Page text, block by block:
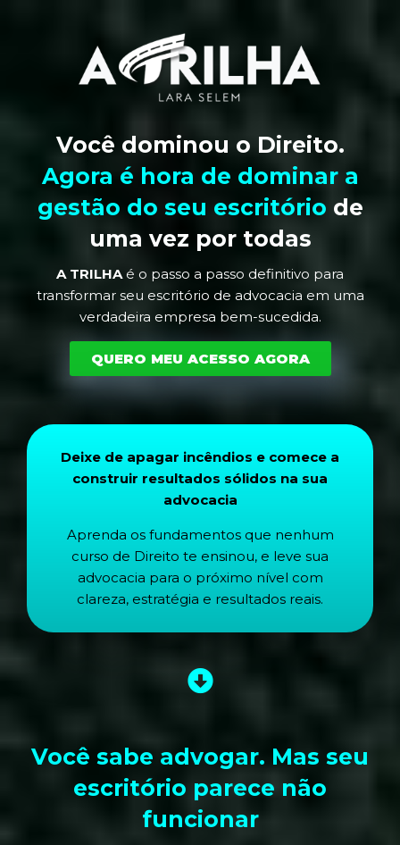
Você dominou o Direito.
Agora é hora de dominar a
gestão do seu escritório de
uma vez por todas
A TRILHAé o passo a passo definitivo para
transformar seu escritório de advocacia em uma
verdadeira empresa bem-sucedida.
QUERO MEU ACESSO AGORA
Deixe de apagar incêndios e comece a
construir resultados sólidos na sua
advocacia
Aprenda os fundamentos que nenhum
curso de Direito te ensinou, e leve sua
advocacia para o próximo nível com
clareza, estratégia e resultados reais.
Você sabe advogar. Mas seu
escritório parece não
funcionar